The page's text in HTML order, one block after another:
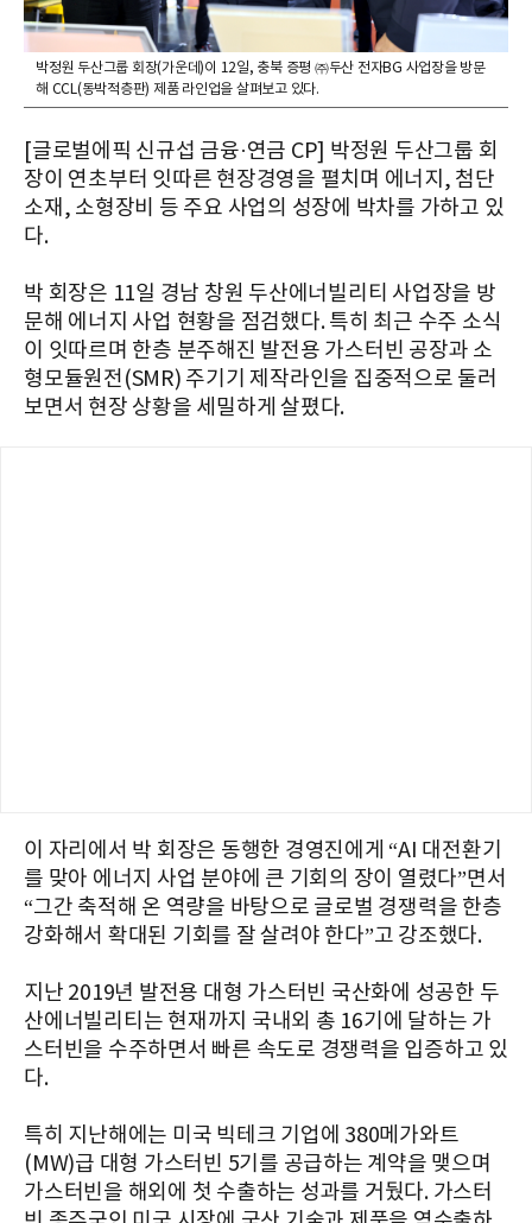
박정원 두산그룹 회장(가운데)이 12일, 충북 증평 ㈜두산 전자BG 사업장을 방문
해 CCL(동박적층판) 제품 라인업을 살펴보고 있다.
[글로벌에픽 신규섭 금융·연금 CP] 박정원 두산그룹 회
장이 연초부터 잇따른 현장경영을 펼치며 에너지, 첨단
소재, 소형장비 등 주요 사업의 성장에 박차를 가하고 있
다.
박 회장은 11일 경남 창원 두산에너빌리티 사업장을 방
문해 에너지 사업 현황을 점검했다. 특히 최근 수주 소식
이 잇따르며 한층 분주해진 발전용 가스터빈 공장과 소
형모듈원전(SMR) 주기기 제작라인을 집중적으로 둘러
보면서 현장 상황을 세밀하게 살폈다.
이 자리에서 박 회장은 동행한 경영진에게 “AI 대전환기
를 맞아 에너지 사업 분야에 큰 기회의 장이 열렸다”면서
“그간 축적해 온 역량을 바탕으로 글로벌 경쟁력을 한층
강화해서 확대된 기회를 잘 살려야 한다”고 강조했다.
지난 2019년 발전용 대형 가스터빈 국산화에 성공한 두
산에너빌리티는 현재까지 국내외 총 16기에 달하는 가
스터빈을 수주하면서 빠른 속도로 경쟁력을 입증하고 있
다.
특히 지난해에는 미국 빅테크 기업에 380메가와트
(MW)급 대형 가스터빈 5기를 공급하는 계약을 맺으며
가스터빈을 해외에 첫 수출하는 성과를 거뒀다. 가스터